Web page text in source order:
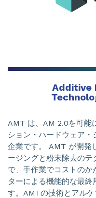
Additive
AMT は、AM 2.0を可能
ション・ハードウェア
企業です。 AMT が開発
ージングと粉末除去の
で、手作業でコストの
ターによる機能的な最終
す。AMTの技術とアル